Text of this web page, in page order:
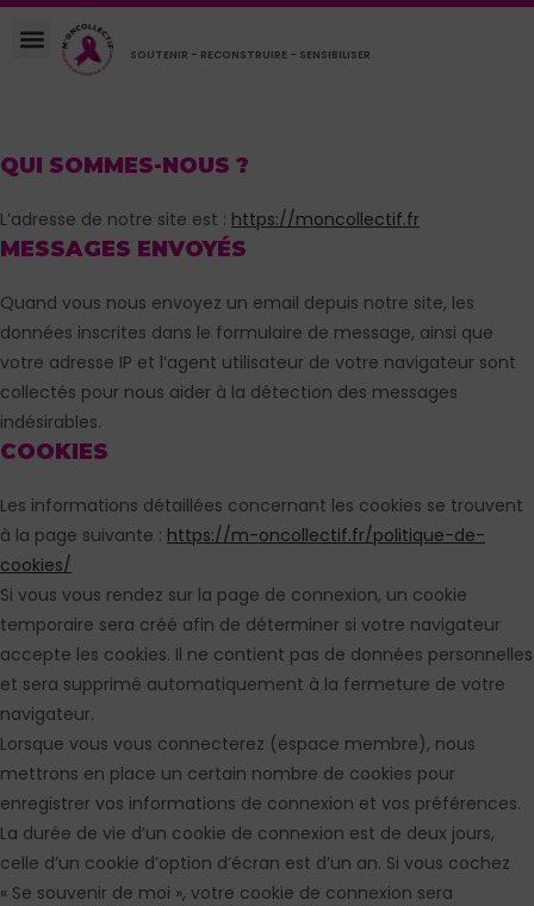
SOUTENIR - RECONSTRUIRE - SENSIBILISER
QUI SOMMES-NOUS ?
L’adresse de notre site est : https://moncollectif.fr
MESSAGES ENVOYÉS
Quand vous nous envoyez un email depuis notre site, les
données inscrites dans le formulaire de message, ainsi que
votre adresse IP et l’agent utilisateur de votre navigateur sont
collectés pour nous aider à la détection des messages
indésirables.
COOKIES
Les informations détaillées concernant les cookies se trouvent
à la page suivante : https://m-oncollectif.fr/politique-de-
cookies/
Si vous vous rendez sur la page de connexion, un cookie
temporaire sera créé afin de déterminer si votre navigateur
accepte les cookies. Il ne contient pas de données personnelles
et sera supprimé automatiquement à la fermeture de votre
navigateur.
Lorsque vous vous connecterez (espace membre), nous
mettrons en place un certain nombre de cookies pour
enregistrer vos informations de connexion et vos préférences.
La durée de vie d’un cookie de connexion est de deux jours,
celle d’un cookie d’option d’écran est d’un an. Si vous cochez
« Se souvenir de moi », votre cookie de connexion sera